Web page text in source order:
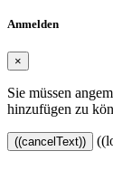
Anmelden
×
Sie müssen
hinzufügen zu
((cancelText))